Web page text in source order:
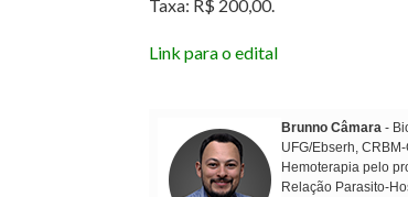
Taxa: R$ 200,00.
Link para o edital
Brunno Câmara-
UFG/Ebserh,
Hemoterapia pelo
Relação Parasito-